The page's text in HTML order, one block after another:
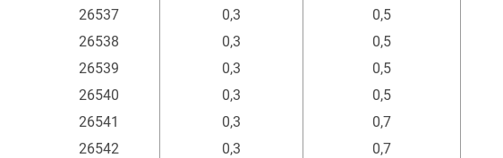
26537
0,3 0,5
26538
0,3 0,5
26539
0,3 0,5
26540
0,3 0,5
26541
0,3 0,7
26542
0,3 0,7